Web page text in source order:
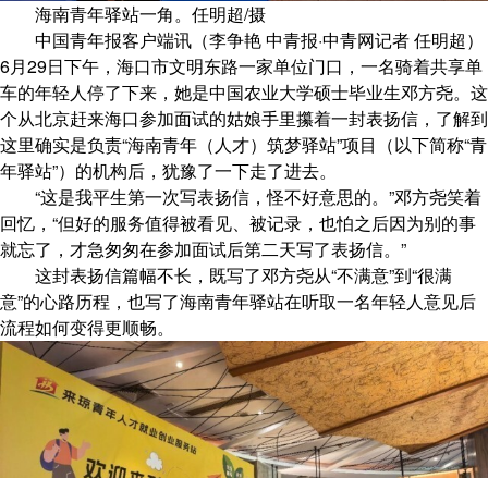
海南青年驿站一角。任明超/摄
中国青年报客户端讯（李争艳 中青报·中青网记者 任明超）
6月29日下午，海口市文明东路一家单位门口，一名骑着共享单
车的年轻人停了下来，她是中国农业大学硕士毕业生邓方尧。这
个从北京赶来海口参加面试的姑娘手里攥着一封表扬信，了解到
这里确实是负责“海南青年（人才）筑梦驿站”项目（以下简称“青
年驿站”）的机构后，犹豫了一下走了进去。
“这是我平生第一次写表扬信，怪不好意思的。”邓方尧笑着
回忆，“但好的服务值得被看见、被记录，也怕之后因为别的事
就忘了，才急匆匆在参加面试后第二天写了表扬信。”
这封表扬信篇幅不长，既写了邓方尧从“不满意”到“很满
意”的心路历程，也写了海南青年驿站在听取一名年轻人意见后
流程如何变得更顺畅。